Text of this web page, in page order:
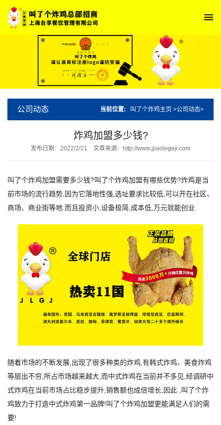
公司动态 当前位置: 叫了个炸鸡主页 >公司动态>
炸鸡加盟多少钱?
发布日期：2022/2/21 文章来源：http://www.jjiaolegeji.com
叫了个炸鸡加盟需要多少钱?叫了个炸鸡加盟有哪些优势?炸鸡是当
前市场的流行趋势,因为它落地性强,选址要求比较低,可以开在社区、
商场、商业街等地.而且投资小,设备极简,成本低,万元就能创业.
随着市场的不断发展,出现了很多种类的炸鸡,有韩式炸鸡、美食炸鸡
等层出不穷,所占市场越来越大,而中式炸鸡在当前并不多见,经调研中
式炸鸡在当前市场占比稳步提升,销售额也成倍增长,因此 ,叫了个炸
鸡致力于打造中式炸鸡第一品牌!叫了个炸鸡加盟更能满足人们的需
要!